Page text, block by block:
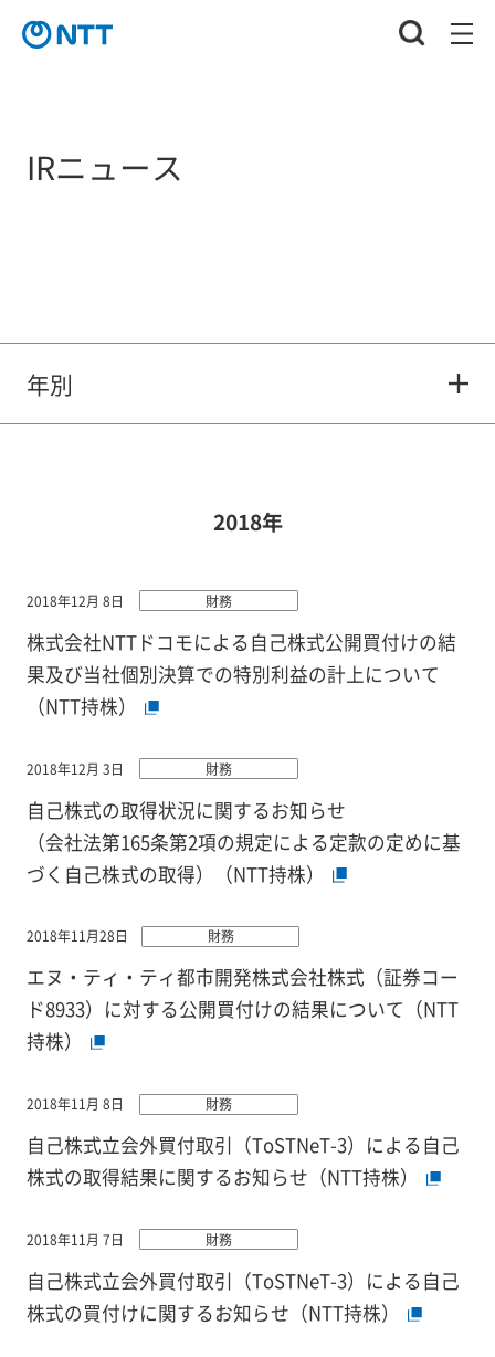
IRニュース
年別
2018年
2018年12月 8日 財務
株式会社NTTドコモによる自己株式公開買付けの結
果及び当社個別決算での特別利益の計上について
（NTT持株）
2018年12月 3日 財務
自己株式の取得状況に関するお知らせ
（会社法第165条第2項の規定による定款の定めに基
づく自己株式の取得）（NTT持株）
2018年11月28日 財務
エヌ・ティ・ティ都市開発株式会社株式（証券コー
ド8933）に対する公開買付けの結果について（NTT
持株）
2018年11月 8日 財務
自己株式立会外買付取引（ToSTNeT-3）による自己
株式の取得結果に関するお知らせ（NTT持株）
2018年11月 7日 財務
自己株式立会外買付取引（ToSTNeT-3）による自己
株式の買付けに関するお知らせ（NTT持株）